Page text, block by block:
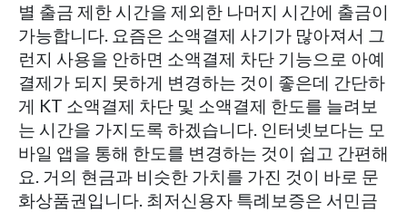
별 출금 제한 시간을 제외한 나머지 시간에 출금이
가능합니다. 요즘은 소액결제 사기가 많아져서 그
런지 사용을 안하면 소액결제 차단 기능으로 아예
결제가 되지 못하게 변경하는 것이 좋은데 간단하
게 KT 소액결제 차단 및 소액결제 한도를 늘려보
는 시간을 가지도록 하겠습니다. 인터넷보다는 모
바일 앱을 통해 한도를 변경하는 것이 쉽고 간편해
요. 거의 현금과 비슷한 가치를 가진 것이 바로 문
화상품권입니다. 최저신용자 특례보증은 서민금